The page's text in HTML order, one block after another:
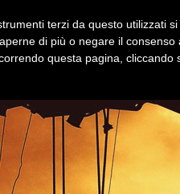
terzi da questo utilizzati
di più o negare il
questa pagina,